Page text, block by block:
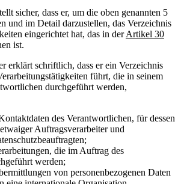
sicher, dass er, um die oben genannten 5
und im Detail darzustellen, das Verzeichnis
eingerichtet hat, das in derArtikel 30
ist.
erklärt schriftlich, dass er ein Verzeichnis
führt, die in seinem
durchgeführt werden,
des Verantwortlichen, für dessen
Auftragsverarbeiter und
die im Auftrag des
werden;
von personenbezogenen Daten